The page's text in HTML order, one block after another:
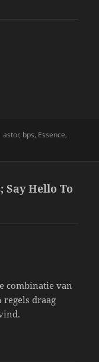
Tags
astor, bps, Essence,
Say Hello To
combinatie van
draag